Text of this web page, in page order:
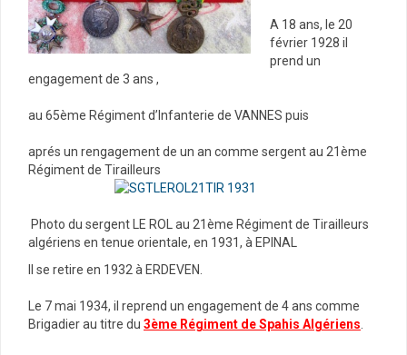
A 18 ans, le 20
février 1928 il
prend un
engagement de 3 ans ,
au 65ème Régiment d’Infanterie de VANNES puis
aprés un rengagement de un an comme sergent au 21ème
Régiment de Tirailleurs
Photo du sergent LE ROL au 21ème Régiment de Tirailleurs
algériens en tenue orientale, en 1931, à EPINAL
Il se retire en 1932 à ERDEVEN.
Le 7 mai 1934, il reprend un engagement de 4 ans comme
Brigadier au titre du 3ème Régiment de Spahis Algériens